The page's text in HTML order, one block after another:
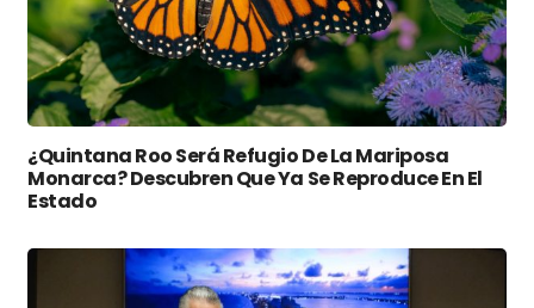
¿Quintana Roo Será Refugio De La Mariposa
Monarca? Descubren Que Ya Se Reproduce En El
Estado